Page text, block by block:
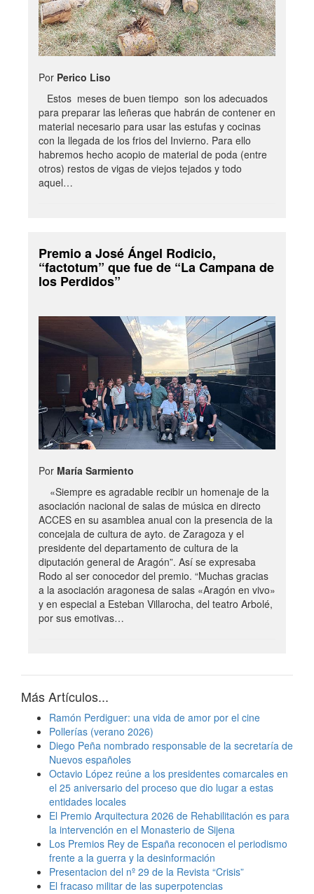
Por Perico Liso
Estos meses de buen tiempo son los adecuados
para preparar las leñeras que habrán de contener en
material necesario para usar las estufas y cocinas
con la llegada de los frios del Invierno. Para ello
habremos hecho acopio de material de poda (entre
otros) restos de vigas de viejos tejados y todo
aquel…
Premio a José Ángel Rodicio,
“factotum” que fue de “La Campana de
los Perdidos”
Por María Sarmiento
«Siempre es agradable recibir un homenaje de la
asociación nacional de salas de música en directo
ACCES en su asamblea anual con la presencia de la
concejala de cultura de ayto. de Zaragoza y el
presidente del departamento de cultura de la
diputación general de Aragón”. Así se expresaba
Rodo al ser conocedor del premio. “Muchas gracias
a la asociación aragonesa de salas «Aragón en vivo»
y en especial a Esteban Villarocha, del teatro Arbolé,
por sus emotivas…
Más Artículos...
Ramón Perdiguer: una vida de amor por el cine
Pollerías (verano 2026)
Diego Peña nombrado responsable de la secretaría de
Nuevos españoles
Octavio López reúne a los presidentes comarcales en
el 25 aniversario del proceso que dio lugar a estas
entidades locales
El Premio Arquitectura 2026 de Rehabilitación es para
la intervención en el Monasterio de Sijena
Los Premios Rey de España reconocen el periodismo
frente a la guerra y la desinformación
Presentacion del nº 29 de la Revista “Crisis”
El fracaso militar de las superpotencias